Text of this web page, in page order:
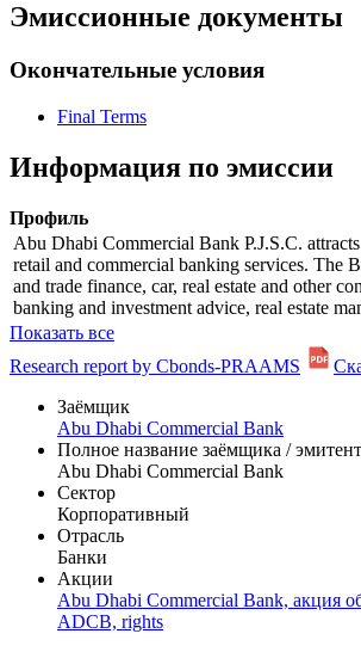
Эмиссионные документы
Окончательные условия
Final Terms
Информация по эмиссии
Профиль
Abu Dhabi Commercial Bank P.J.S.C.
retail and commercial banking services. The
and trade finance, car, real estate and other
banking and investment advice, real estate
Показать все
Research report by Cbonds-PRAAMS
Заёмщик
Abu Dhabi Commercial Bank
Полное название заёмщика /
Abu Dhabi Commercial Bank
Сектор
Корпоративный
Отрасль
Банки
Акции
Abu Dhabi Commercial Bank, акция
ADCB, rights